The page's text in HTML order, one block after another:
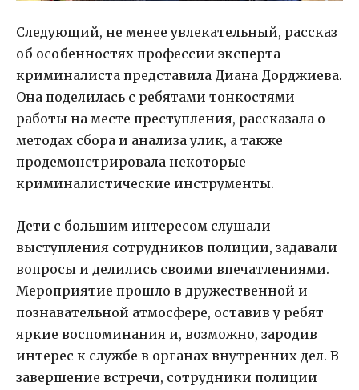
Следующий, не менее увлекательный, рассказ
об особенностях профессии эксперта-
криминалиста представила Диана Дорджиева.
Она поделилась с ребятами тонкостями
работы на месте преступления, рассказала о
методах сбора и анализа улик, а также
продемонстрировала некоторые
криминалистические инструменты.
Дети с большим интересом слушали
выступления сотрудников полиции, задавали
вопросы и делились своими впечатлениями.
Мероприятие прошло в дружественной и
познавательной атмосфере, оставив у ребят
яркие воспоминания и, возможно, зародив
интерес к службе в органах внутренних дел. В
завершение встречи, сотрудники полиции